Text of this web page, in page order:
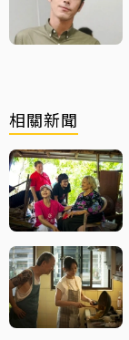
相關新聞